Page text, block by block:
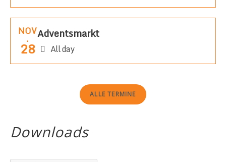
NOV
.
28
Adventsmarkt
All day
ALLE TERMINE
Downloads